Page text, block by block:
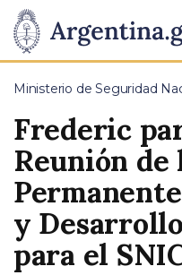
Presidencia
de
la
Nación
Pasar al contenido
Ministerio de Seguridad
Frederic
Reunión de
y
para el